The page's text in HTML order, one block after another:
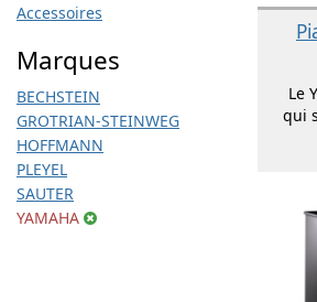
Accessoires
Marques
BECHSTEIN
GROTRIAN-STEINWEG
HOFFMANN
PLEYEL
SAUTER
YAMAHA
Le
qui